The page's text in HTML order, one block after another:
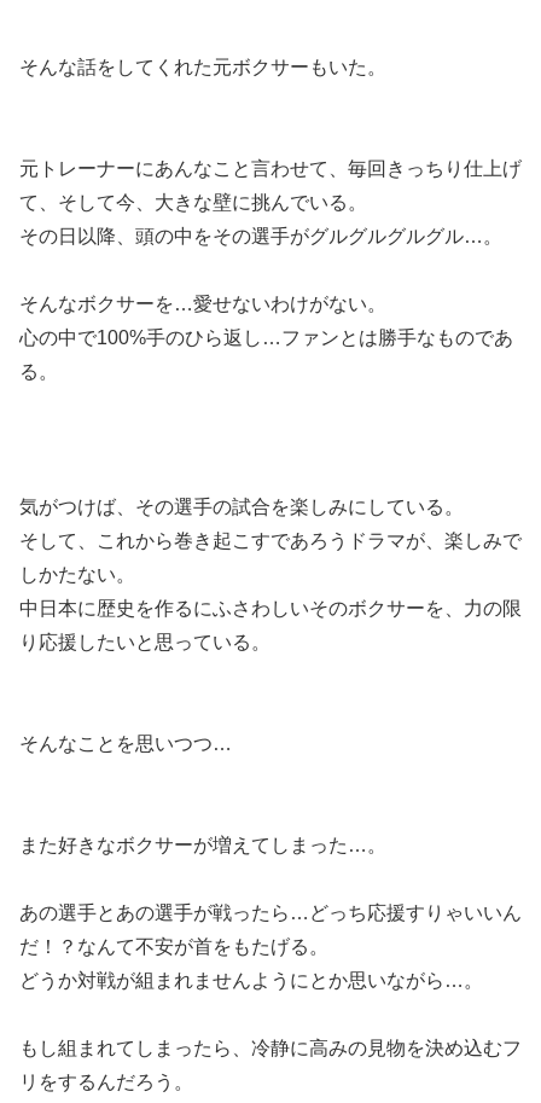
そんな話をしてくれた元ボクサーもいた。
元トレーナーにあんなこと言わせて、毎回きっちり仕上げ
て、そして今、大きな壁に挑んでいる。
その日以降、頭の中をその選手がグルグルグルグル…。
そんなボクサーを…愛せないわけがない。
心の中で100%手のひら返し…ファンとは勝手なものであ
る。
気がつけば、その選手の試合を楽しみにしている。
そして、これから巻き起こすであろうドラマが、楽しみで
しかたない。
中日本に歴史を作るにふさわしいそのボクサーを、力の限
り応援したいと思っている。
そんなことを思いつつ…
また好きなボクサーが増えてしまった…。
あの選手とあの選手が戦ったら…どっち応援すりゃいいん
だ！？なんて不安が首をもたげる。
どうか対戦が組まれませんようにとか思いながら…。
もし組まれてしまったら、冷静に高みの見物を決め込むフ
リをするんだろう。